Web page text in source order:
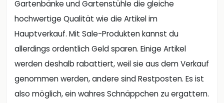
Gartenbänke und Gartenstühle die gleiche
hochwertige Qualität wie die Artikel im
Hauptverkauf. Mit Sale-Produkten kannst du
allerdings ordentlich Geld sparen. Einige Artikel
werden deshalb rabattiert, weil sie aus dem Verkauf
genommen werden, andere sind Restposten. Es ist
also möglich, ein wahres Schnäppchen zu ergattern.